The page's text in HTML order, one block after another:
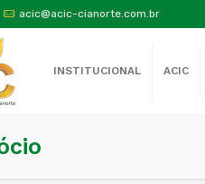
acic@acic-cianorte.com.br
INSTITUCIONAL ACIC